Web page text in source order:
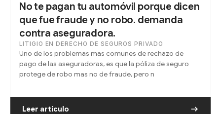
No te pagan tu automóvil porque dicen
que fue fraude y no robo. demanda
contra aseguradora.
LITIGIO EN DERECHO DE SEGUROS PRIVADO
Uno de los problemas mas comunes de rechazo de
pago de las aseguradoras, es que la póliza de seguro
protege de robo mas no de fraude, pero n
Leer artículo